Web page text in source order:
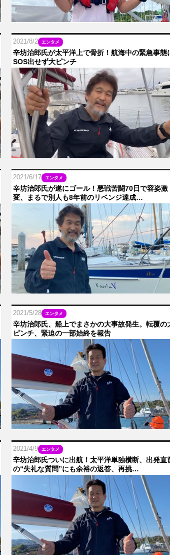
2021/8/2 エンタメ
辛坊治郎氏が太平洋上で骨折！航海中の緊急事態
SOS出せず大ピンチ
2021/6/17 エンタメ
辛坊治郎氏が遂にゴール！悪戦苦闘70日で容姿激
変、まるで別人も8年前のリベンジ達成…
2021/5/28 エンタメ
辛坊治郎氏、船上でまさかの大事故発生。転覆の
ピンチ、緊迫の一部始終を報告
2021/4/9 エンタメ
辛坊治郎氏ついに出航！太平洋単独横断、出発直
の“失礼な質問”にも余裕の返答、再挑…